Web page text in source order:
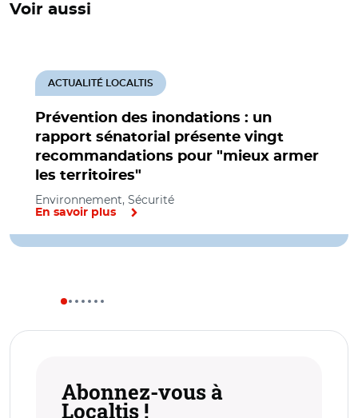
Voir aussi
Prévention des inondations : un
rapport sénatorial présente vingt
recommandations pour "mieux armer
les territoires"
ACTUALITÉ LOCALTIS
Environnement, Sécurité
En savoir plus
Abonnez-vous à
Localtis !